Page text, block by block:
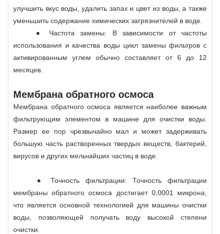
улучшить вкус воды, удалить запах и цвет из воды, а также
уменьшить содержание химических загрязнителей в воде.
● Частота замены: В зависимости от частоты
использования и качества воды цикл замены фильтров с
активированным углем обычно составляет от 6 до 12
месяцев.
Мембрана обратного осмоса
Мембрана обратного осмоса является наиболее важным
фильтрующим элементом в машине для очистки воды.
Размер ее пор чрезвычайно мал и может задерживать
большую часть растворенных твердых веществ, бактерий,
вирусов и других мельчайших частиц в воде.
● Точность фильтрации: Точность фильтрации
мембраны обратного осмоса достигает 0,0001 микрона,
что является основной технологией для машины очистки
воды, позволяющей получать воду высокой степени
очистки.